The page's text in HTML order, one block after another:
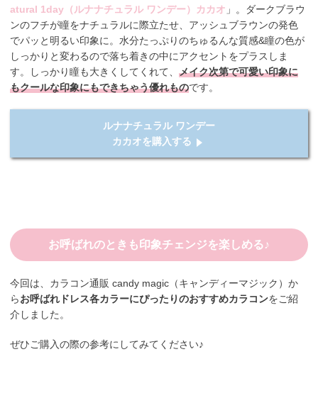
atural 1day（ルナナチュラル ワンデー）カカオ 」。ダークブラウ
ンのフチが瞳をナチュラルに際立たせ、アッシュブラウンの発色
でパッと明るい印象に。水分たっぷりのちゅるんな質感&瞳の色が
しっかりと変わるので落ち着きの中にアクセントをプラスしま
す。しっかり瞳も大きくしてくれて、メイク次第で可愛い印象に
もクールな印象にもできちゃう優れものです。
ルナナチュラル ワンデー
カカオを購入する
お呼ばれのときも印象チェンジを楽しめる♪
今回は、カラコン通販 candy magic（キャンディーマジック）か
らお呼ばれドレス各カラーにぴったりのおすすめカラコンをご紹
介しました。
ぜひご購入の際の参考にしてみてください♪